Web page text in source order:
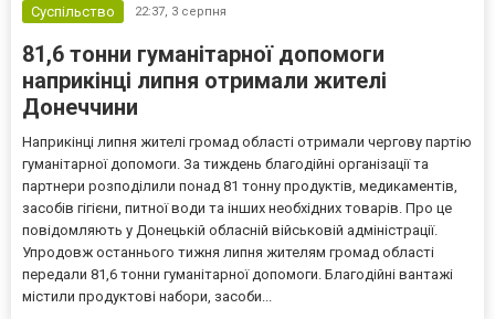
Суспільство 22:37, 3 серпня
81,6 тонни гуманітарної допомоги
наприкінці липня отримали жителі
Донеччини
Наприкінці липня жителі громад області отримали чергову партію
гуманітарної допомоги. За тиждень благодійні організації та
партнери розподілили понад 81 тонну продуктів, медикаментів,
засобів гігієни, питної води та інших необхідних товарів. Про це
повідомляють у Донецькій обласній військовій адміністрації.
Упродовж останнього тижня липня жителям громад області
передали 81,6 тонни гуманітарної допомоги. Благодійні вантажі
містили продуктові набори, засоби...